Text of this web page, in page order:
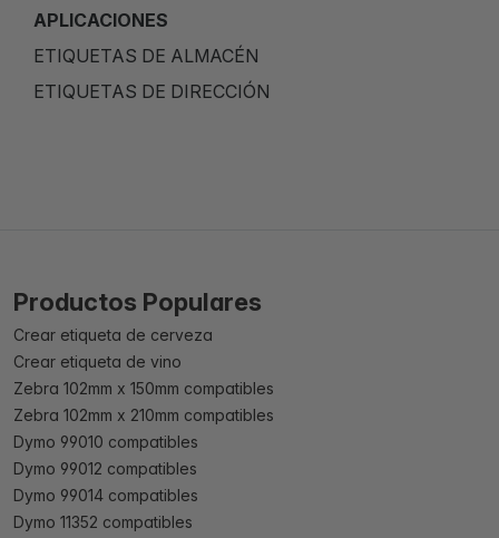
APLICACIONES
ETIQUETAS DE ALMACÉN
ETIQUETAS DE DIRECCIÓN
Productos Populares
Crear etiqueta de cerveza
Crear etiqueta de vino
Zebra 102mm x 150mm compatibles
Zebra 102mm x 210mm compatibles
Dymo 99010 compatibles
Dymo 99012 compatibles
Dymo 99014 compatibles
Dymo 11352 compatibles